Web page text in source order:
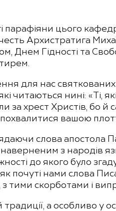
парафіяни цього
Архистратига
Днем Гідності та
для нас
читаються нині: «Ті,
хрест Христів, бо й
вашою
слова апостола
з народів
до якого було
почуті нами слова
тими скорботами і
а особливо у